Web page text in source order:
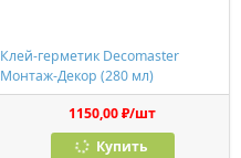
Клей-герметик Decomaster
Монтаж-Декор (280 мл)
1150,00 ₽/шт
Купить